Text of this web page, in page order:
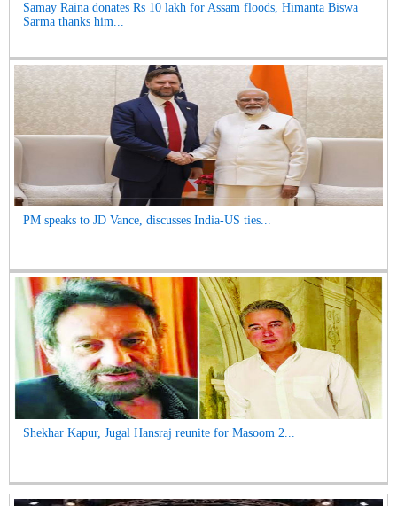
Samay Raina donates Rs 10 lakh for Assam floods, Himanta Biswa
Sarma thanks him...
PM speaks to JD Vance, discusses India-US ties...
Shekhar Kapur, Jugal Hansraj reunite for Masoom 2...